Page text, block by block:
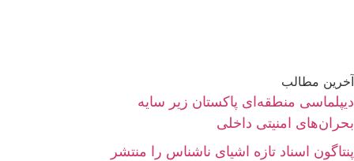
آخرین مطالب
دیپلماسی منطقه‌ای پاکستان زیر سایه
بحران‌های امنیتی داخلی
پنتاگون اسناد تازه اشیای ناشناس را منتشر